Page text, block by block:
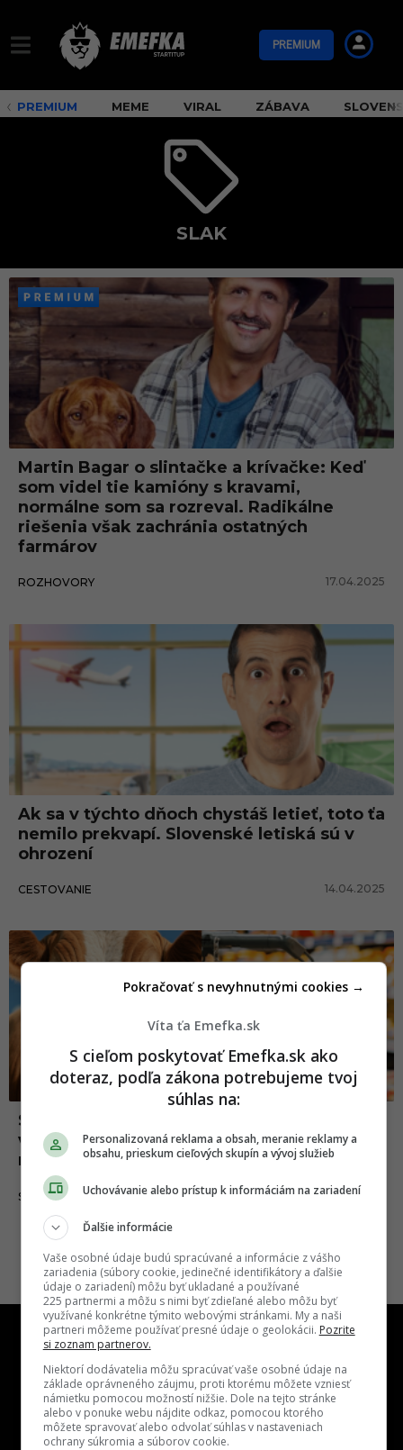
PREMIUM
PREMIUM MEME VIRAL ZÁBAVA
SLAK
s
l
a
k
Martin Bagar o slintačke a krívačke: Keď
som videl tie kamióny s kravami,
normálne som sa rozreval. Radikálne
riešenia však zachránia ostatných
farmárov
ROZHOVORY 17.04.2025
Ak sa v týchto dňoch chystáš letieť, toto ťa
nemilo prekvapí. Slovenské letiská sú v
ohrození
CESTOVANIE 14.04.2025
Slováci, pozor. Hygienici vydali vážne
varovanie, týmto potravinám sa od dnes
musíme vyhýbať
SLOVENSKO 29.03.2025
One time najzábavnejšie miesto na
slovenskom internete, next time
Víta ťa Emefka.sk
S cieľom poskytovať Emefka.sk ako
doteraz, podľa zákona potrebujeme tvoj
súhlas na:
Personalizovaná reklama a obsah, meranie reklamy a
obsahu, prieskum cieľových skupín a vývoj služieb
Uchovávanie alebo prístup k informáciám na zariadení
Ďalšie informácie
Vaše osobné údaje budú spracúvané a informácie z vášho
zariadenia (súbory cookie, jedinečné identifikátory a ďalšie
údaje o zariadení) môžu byť ukladané a používané
225 partnermi a môžu s nimi byť zdieľané alebo môžu byť
využívané konkrétne týmito webovými stránkami. My a naši
partneri môžeme používať presné údaje o geolokácii. Pozrite
si zoznam partnerov.
Niektorí dodávatelia môžu spracúvať vaše osobné údaje na
základe oprávneného záujmu, proti ktorému môžete vzniesť
námietku pomocou možností nižšie. Dole na tejto stránke
alebo v ponuke webu nájdite odkaz, pomocou ktorého
môžete spravovať alebo odvolať súhlas v nastaveniach
ochrany súkromia a súborov cookie.
Pokračovať s nevyhnutnými cookies →